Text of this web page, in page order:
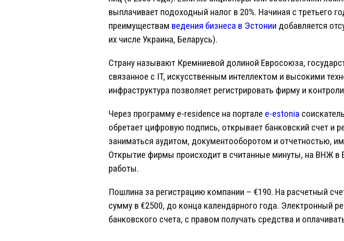
выплачивает подоходный налог в 20%. Начиная с третьего
преимуществам ведения бизнеса в Эстонии добавляется
их числе Украина, Беларусь).
Страну называют Кремниевой долиной Евросоюза,
связанное с IT, искусственным интеллектом и высокими
инфраструктура позволяет регистрировать фирму и
Через программу e-residence на портале e-estonia
обретает цифровую подпись, открывает банковский счет и
заниматься аудитом, документооборотом и отчетностью,
Открытие фирмы происходит в считанные минуты, на ВНЖ в
работы.
Пошлина за регистрацию компании – €190. На расчетный
сумму в €2500, до конца календарного года. Электронный
банковского счета, с правом получать средства и